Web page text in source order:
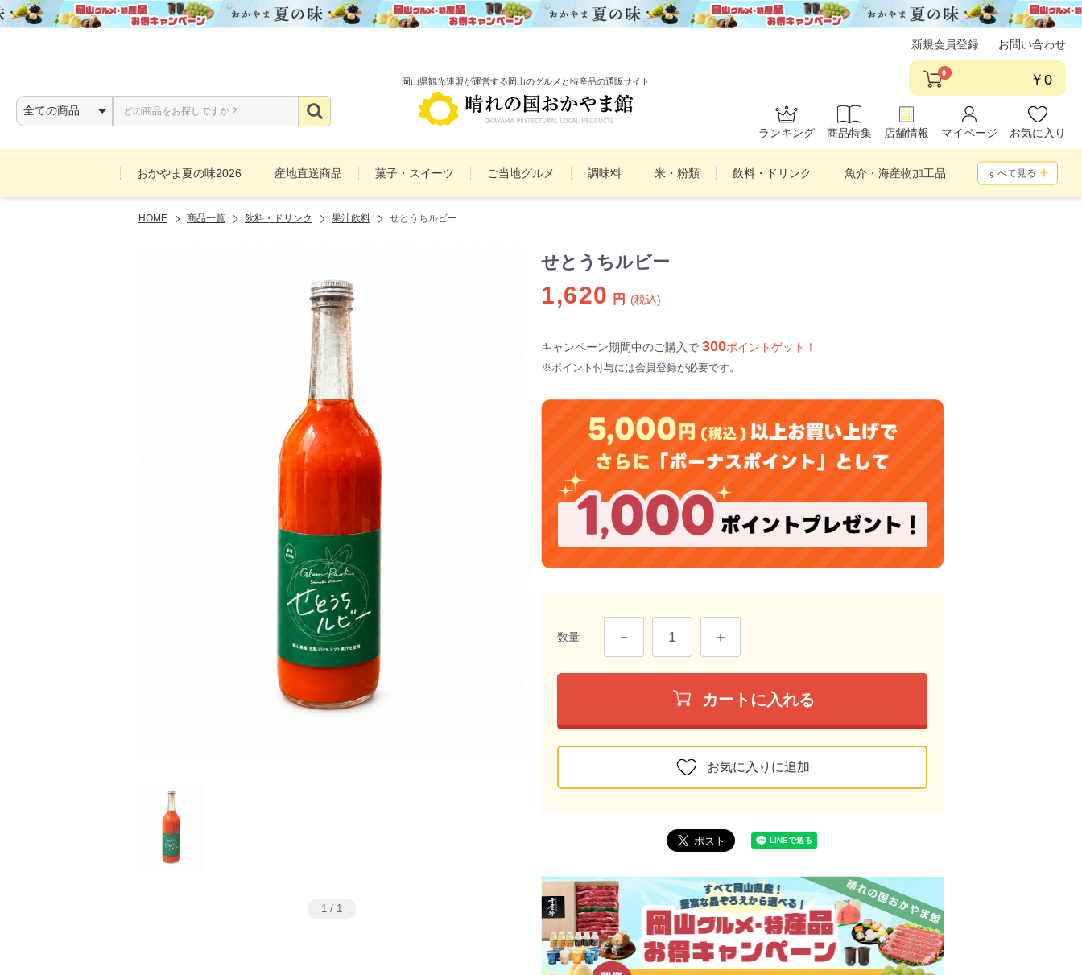
岡山県観光連盟が運営する岡山のグルメと特産品の通販サイト
新規会員登録 お問い合わせ
0 ￥0
ランキング 商品特集 店舗情報 マイページ お気に入り
おかやま夏の味2026 産地直送商品 菓子・スイーツ ご当地グルメ 調味料 米・粉類 飲料・ドリンク 魚介・海産物加工品
お酒 備前焼 雑貨
すべて見る
HOME 商品一覧 飲料・ドリンク 果汁飲料 せとうちルビー
1 / 1
せとうちルビー
1,620 円 (税込)
キャンペーン期間中のご購入で 300ポイントゲット！
※ポイント付与には会員登録が必要です。
数量
カートに入れる
お気に入りに追加